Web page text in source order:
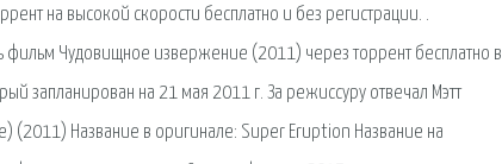
на высокой скорости бесплатно и без регистрации. .
Чудовищное извержение (2011) через торрент бесплатно в
запланирован на 21 мая 2011 г. За режиссуру отвечал Мэтт
(2011) Название в оригинале: Super Eruption Название на